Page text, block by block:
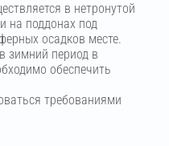
в нетронутой
на поддонах под
осадков месте.
зимний период в
обеспечить
требованиями